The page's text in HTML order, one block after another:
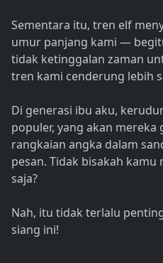
Sementara itu, tren elf
umur panjang kami —
tidak ketinggalan zaman
tren kami cenderung lebih
Di generasi ibu aku,
populer, yang akan
rangkaian angka dalam
pesan. Tidak bisakah
saja?
Nah, itu tidak terlalu
siang ini!